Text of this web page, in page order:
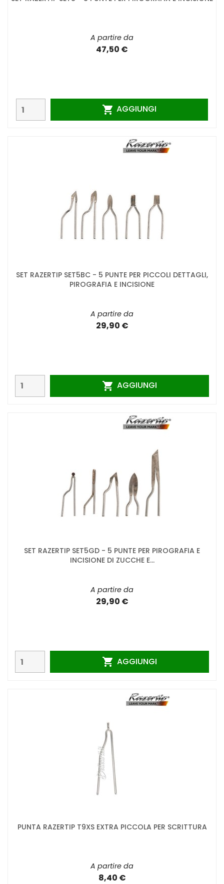
A partire da
47,50 €
 AGGIUNGI
SET RAZERTIP SET5BC - 5 PUNTE PER PICCOLI DETTAGLI,
PIROGRAFIA E INCISIONE
A partire da
29,90 €
 AGGIUNGI
SET RAZERTIP SET5GD - 5 PUNTE PER PIROGRAFIA E
INCISIONE DI ZUCCHE E...
A partire da
29,90 €
 AGGIUNGI
PUNTA RAZERTIP T9XS EXTRA PICCOLA PER SCRITTURA
A partire da
8,40 €